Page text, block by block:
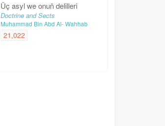
Üç asyl we onuň delilleri
Doctrine and Sects
Muhammad Bin Abd Al- Wahhab
21,022